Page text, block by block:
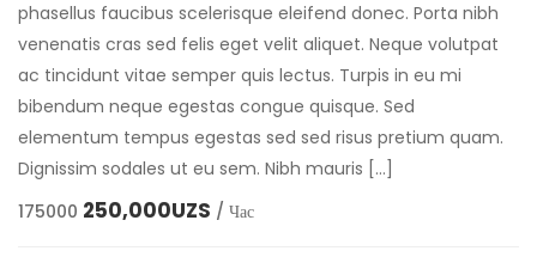
phasellus faucibus scelerisque eleifend donec. Porta nibh
venenatis cras sed felis eget velit aliquet. Neque volutpat
ac tincidunt vitae semper quis lectus. Turpis in eu mi
bibendum neque egestas congue quisque. Sed
elementum tempus egestas sed sed risus pretium quam.
Dignissim sodales ut eu sem. Nibh mauris […]
175000 250,000UZS / Час